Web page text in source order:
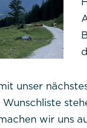
unser
wir uns
der